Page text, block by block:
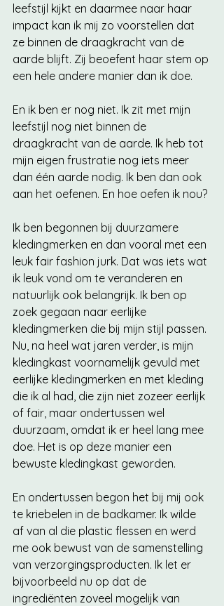
leefstijl kijkt en daarmee naar haar
impact kan ik mij zo voorstellen dat
ze binnen de draagkracht van de
aarde blijft. Zij beoefent haar stem op
een hele andere manier dan ik doe.
En ik ben er nog niet. Ik zit met mijn
leefstijl nog niet binnen de
draagkracht van de aarde. Ik heb tot
mijn eigen frustratie nog iets meer
dan één aarde nodig. Ik ben dan ook
aan het oefenen. En hoe oefen ik nou?
Ik ben begonnen bij duurzamere
kledingmerken en dan vooral met een
leuk fair fashion jurk. Dat was iets wat
ik leuk vond om te veranderen en
natuurlijk ook belangrijk. Ik ben op
zoek gegaan naar eerlijke
kledingmerken die bij mijn stijl passen.
Nu, na heel wat jaren verder, is mijn
kledingkast voornamelijk gevuld met
eerlijke kledingmerken en met kleding
die ik al had, die zijn niet zozeer eerlijk
of fair, maar ondertussen wel
duurzaam, omdat ik er heel lang mee
doe. Het is op deze manier een
bewuste kledingkast geworden.
En ondertussen begon het bij mij ook
te kriebelen in de badkamer. Ik wilde
af van al die plastic flessen en werd
me ook bewust van de samenstelling
van verzorgingsproducten. Ik let er
bijvoorbeeld nu op dat de
ingrediënten zoveel mogelijk van